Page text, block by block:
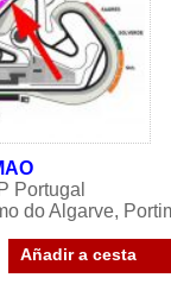
Portugal
do Algarve,
Añadir a cesta